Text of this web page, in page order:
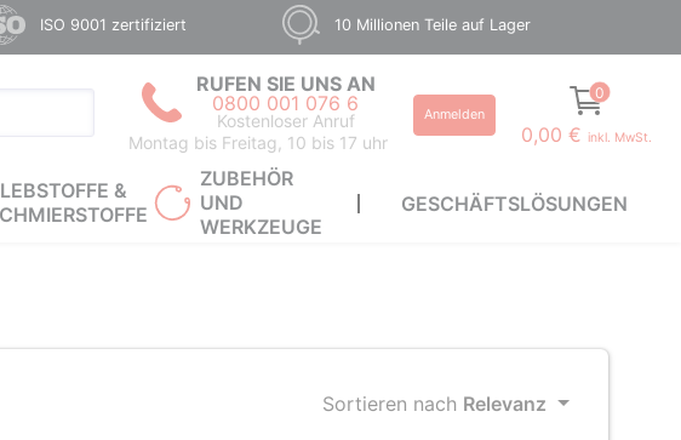
ISO 9001 zertifiziert 10 Millionen Teile auf Lager
RUFEN SIE UNS AN
0800 001 076 6
Kostenloser Anruf
Montag bis Freitag, 10 bis 17 uhr
Anmelden
0
0,00 € inkl. MwSt.
&
ZUBEHÖR
UND
WERKZEUGE
GESCHÄFTSLÖSUNGEN
Sortieren nach Relevanz